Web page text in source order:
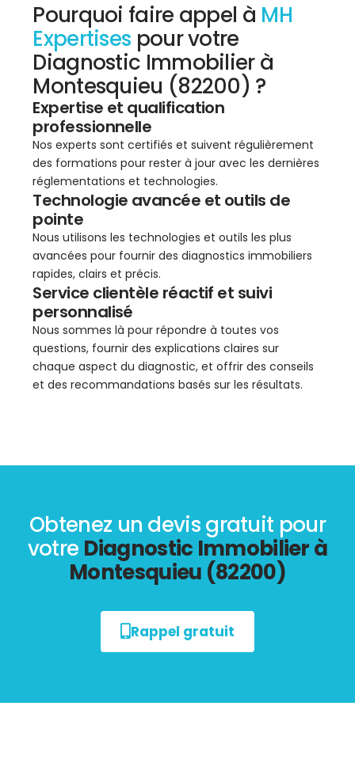
Pourquoi faire appel à MH
Expertises pour votre
Diagnostic Immobilier à
Montesquieu (82200) ?
Expertise et qualification
professionnelle
Nos experts sont certifiés et suivent régulièrement
des formations pour rester à jour avec les dernières
réglementations et technologies.
Technologie avancée et outils de
pointe
Nous utilisons les technologies et outils les plus
avancées pour fournir des diagnostics immobiliers
rapides, clairs et précis.
Service clientèle réactif et suivi
personnalisé
Nous sommes là pour répondre à toutes vos
questions, fournir des explications claires sur
chaque aspect du diagnostic, et offrir des conseils
et des recommandations basés sur les résultats.
Obtenez un devis gratuit pour
votre Diagnostic Immobilier à
Montesquieu (82200)
Rappel gratuit